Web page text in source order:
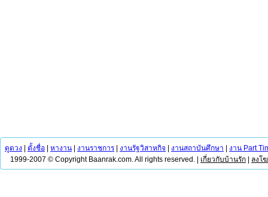
ดูดวง ตั้งชื่อ หางาน งานราชการ งานรัฐวิสาหกิจ งานสถาบันศึกษา
งาน Part
1999-2007 © Copyright Baanrak.com. All rights reserved. | เกี่ยวกับบ้านรัก ลงโ